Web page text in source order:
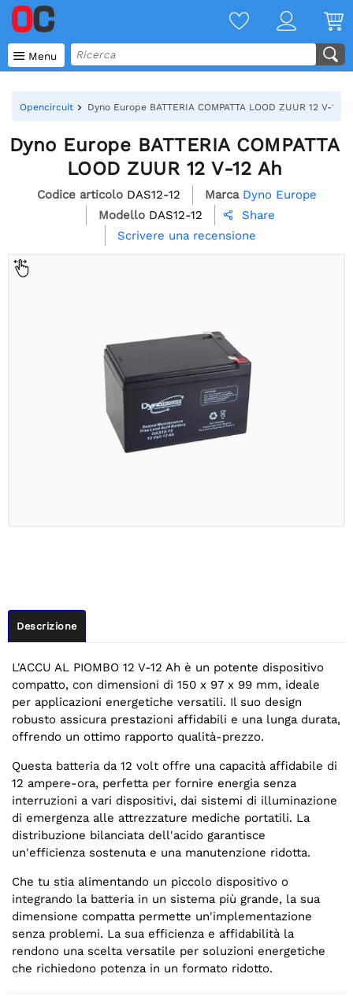
 Menu
Opencircuit Dyno Europe BATTERIA COMPATTA LOOD ZUUR 12 V-12
Dyno Europe BATTERIA COMPATTA
LOOD ZUUR 12 V-12 Ah
Codice articolo DAS12-12 Marca Dyno Europe
Modello DAS12-12 
Share
Scrivere una recensione
Descrizione
L'ACCU AL PIOMBO 12 V-12 Ah è un potente dispositivo
compatto, con dimensioni di 150 x 97 x 99 mm, ideale
per applicazioni energetiche versatili. Il suo design
robusto assicura prestazioni affidabili e una lunga durata,
offrendo un ottimo rapporto qualità-prezzo.
Questa batteria da 12 volt offre una capacità affidabile di
12 ampere-ora, perfetta per fornire energia senza
interruzioni a vari dispositivi, dai sistemi di illuminazione
di emergenza alle attrezzature mediche portatili. La
distribuzione bilanciata dell'acido garantisce
un'efficienza sostenuta e una manutenzione ridotta.
Che tu stia alimentando un piccolo dispositivo o
integrando la batteria in un sistema più grande, la sua
dimensione compatta permette un'implementazione
senza problemi. La sua efficienza e affidabilità la
rendono una scelta versatile per soluzioni energetiche
che richiedono potenza in un formato ridotto.